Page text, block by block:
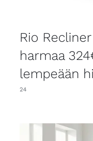
Rio
harmaa
lempeään
24